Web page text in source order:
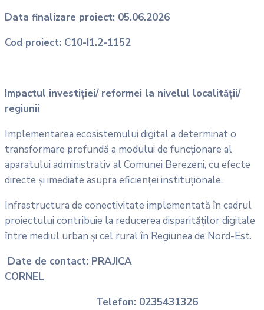
Data finalizare proiect: 05.06.2026
Cod proiect: C10-I1.2-1152
Impactul investiției/ reformei la nivelul localității/
regiunii
Implementarea ecosistemului digital a determinat o
transformare profundă a modului de funcționare al
aparatului administrativ al Comunei Berezeni, cu efecte
directe și imediate asupra eficienței instituționale.
Infrastructura de conectivitate implementată în cadrul
proiectului contribuie la reducerea disparităților digitale
între mediul urban și cel rural în Regiunea de Nord-Est.
Date de contact: PRAJICA
CORNEL
Telefon: 0235431326